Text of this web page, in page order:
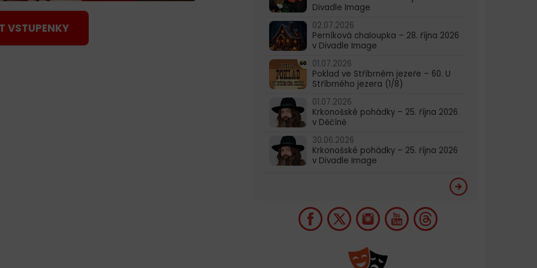
VSTUPENKY
Divadle Image
02.07.2026
Perníková chaloupka – 28. října 2026
v Divadle Image
01.07.2026
Poklad ve Stříbrném jezeře – 60. U
Stříbrného jezera (1/8)
01.07.2026
Krkonošské pohádky – 25. října 2026
v Děčíně
30.06.2026
Krkonošské pohádky – 25. října 2026
v Divadle Image